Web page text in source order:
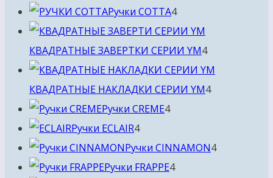
Ручки COTTA44
товара
КВАДРАТНЫЕ ЗАВЕРТКИ СЕРИИ YM44
товара
КВАДРАТНЫЕ НАКЛАДКИ СЕРИИ YM44
Ручки CREME44
Ручки ECLAIR44
товара
Ручки CINNAMON44
Ручки FRAPPE44